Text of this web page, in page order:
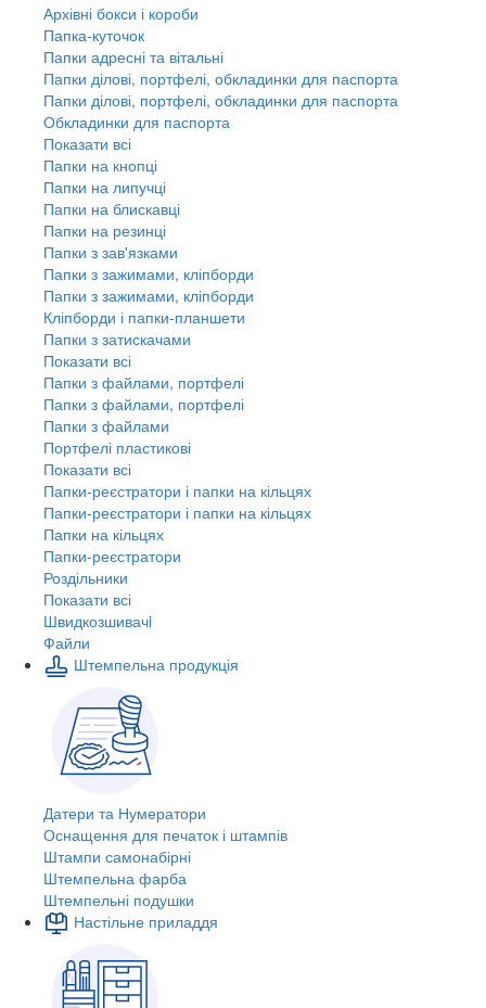
Архівні бокси і короби
Папка-куточок
Папки адресні та вітальні
Папки ділові, портфелі, обкладинки для паспорта
Папки ділові, портфелі, обкладинки для паспорта
Обкладинки для паспорта
Показати всі
Папки на кнопці
Папки на липучці
Папки на блискавці
Папки на резинці
Папки з зав'язками
Папки з зажимами, кліпборди
Папки з зажимами, кліпборди
Кліпборди і папки-планшети
Папки з затискачами
Показати всі
Папки з файлами, портфелі
Папки з файлами, портфелі
Папки з файлами
Портфелі пластикові
Показати всі
Папки-реєстратори і папки на кільцях
Папки-реєстратори і папки на кільцях
Папки на кільцях
Папки-реєстратори
Роздільники
Показати всі
Швидкозшивачi
Файли
Штемпельна продукція
Датери та Нумератори
Оснащення для печаток і штампів
Штампи самонабірні
Штемпельна фарба
Штемпельні подушки
Настільне приладдя